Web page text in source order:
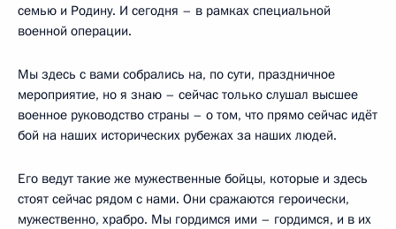
семью и Родину. И сегодня – в рамках специальной
военной операции.
Мы здесь с вами собрались на, по сути, праздничное
мероприятие, но я знаю – сейчас только слушал высшее
военное руководство страны – о том, что прямо сейчас идёт
бой на наших исторических рубежах за наших людей.
Его ведут такие же мужественные бойцы, которые и здесь
стоят сейчас рядом с нами. Они сражаются героически,
мужественно, храбро. Мы гордимся ими – гордимся, и в их